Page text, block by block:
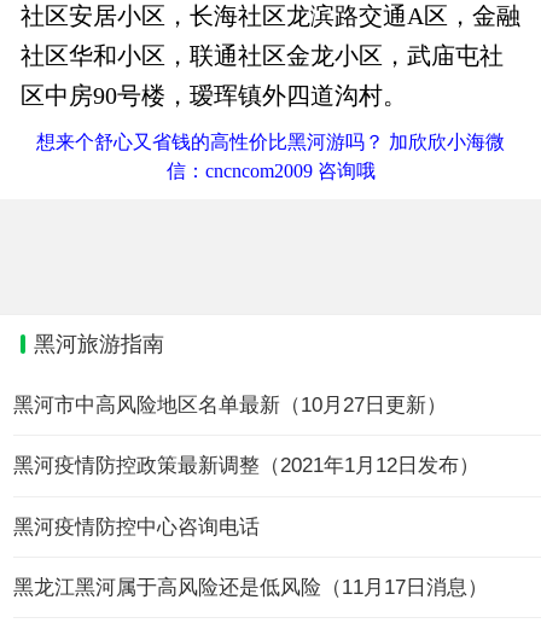
社区安居小区，长海社区龙滨路交通A区，金融
社区华和小区，联通社区金龙小区，武庙屯社
区中房90号楼，瑷珲镇外四道沟村。
想来个舒心又省钱的高性价比黑河游吗？ 加欣欣小海微
信：cncncom2009 咨询哦
黑河旅游指南
黑河市中高风险地区名单最新（10月27日更新）
黑河疫情防控政策最新调整（2021年1月12日发布）
黑河疫情防控中心咨询电话
黑龙江黑河属于高风险还是低风险（11月17日消息）